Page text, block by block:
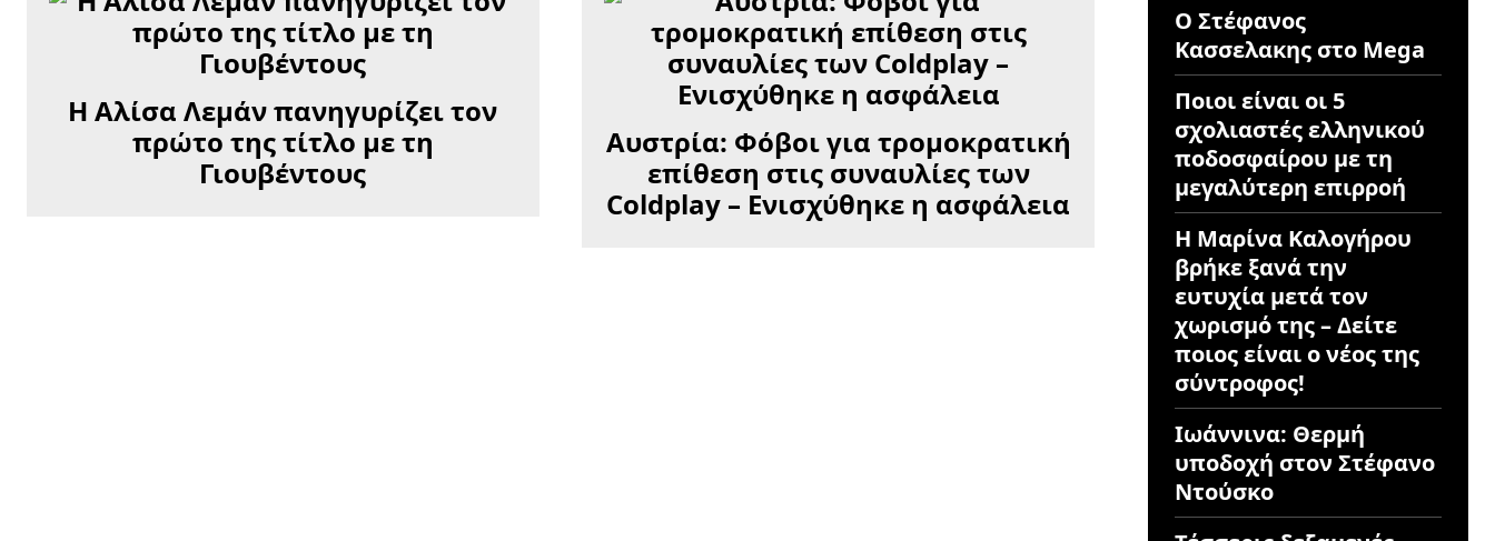
Η Αλίσα Λεμάν πανηγυρίζει τον
πρώτο της τίτλο με τη
Γιουβέντους
Αυστρία: Φόβοι για τρομοκρατική
επίθεση στις συναυλίες των
Coldplay – Ενισχύθηκε η ασφάλεια
Ο Στέφανος
Κασσελακης στο Mega
Ποιοι είναι οι 5
σχολιαστές ελληνικού
ποδοσφαίρου με τη
μεγαλύτερη επιρροή
Η Μαρίνα Καλογήρου
βρήκε ξανά την
ευτυχία μετά τον
χωρισμό της – Δείτε
ποιος είναι ο νέος της
σύντροφος!
Ιωάννινα: Θερμή
υποδοχή στον Στέφανο
Ντούσκο